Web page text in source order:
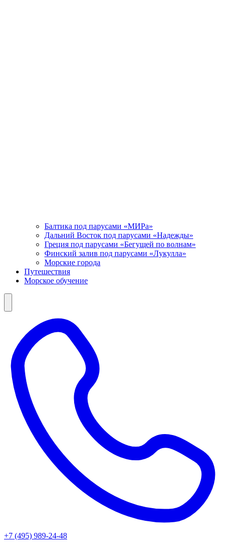
Балтика под парусами «МИРа»
Дальний Восток под парусами «Надежды»
Греция под парусами «Бегущей по волнам»
Финский залив под парусами «Лукулла»
Морские города
Путешествия
Морское обучение
+7 (495) 989-24-48